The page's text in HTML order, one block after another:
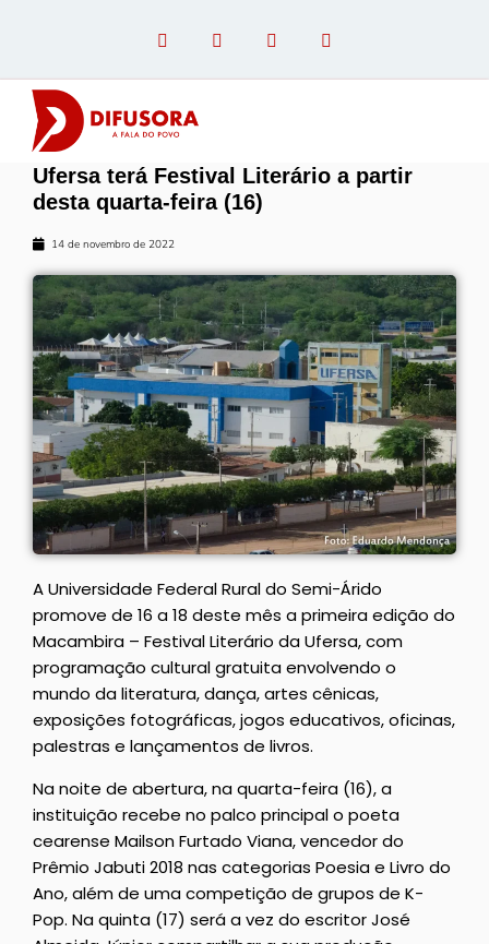
Ufersa terá Festival Literário a partir
desta quarta-feira (16)
14 de novembro de 2022
A Universidade Federal Rural do Semi-Árido
promove de 16 a 18 deste mês a primeira edição do
Macambira – Festival Literário da Ufersa, com
programação cultural gratuita envolvendo o
mundo da literatura, dança, artes cênicas,
exposições fotográficas, jogos educativos, oficinas,
palestras e lançamentos de livros.
Na noite de abertura, na quarta-feira (16), a
instituição recebe no palco principal o poeta
cearense Mailson Furtado Viana, vencedor do
Prêmio Jabuti 2018 nas categorias Poesia e Livro do
Ano, além de uma competição de grupos de K-
Pop. Na quinta (17) será a vez do escritor José